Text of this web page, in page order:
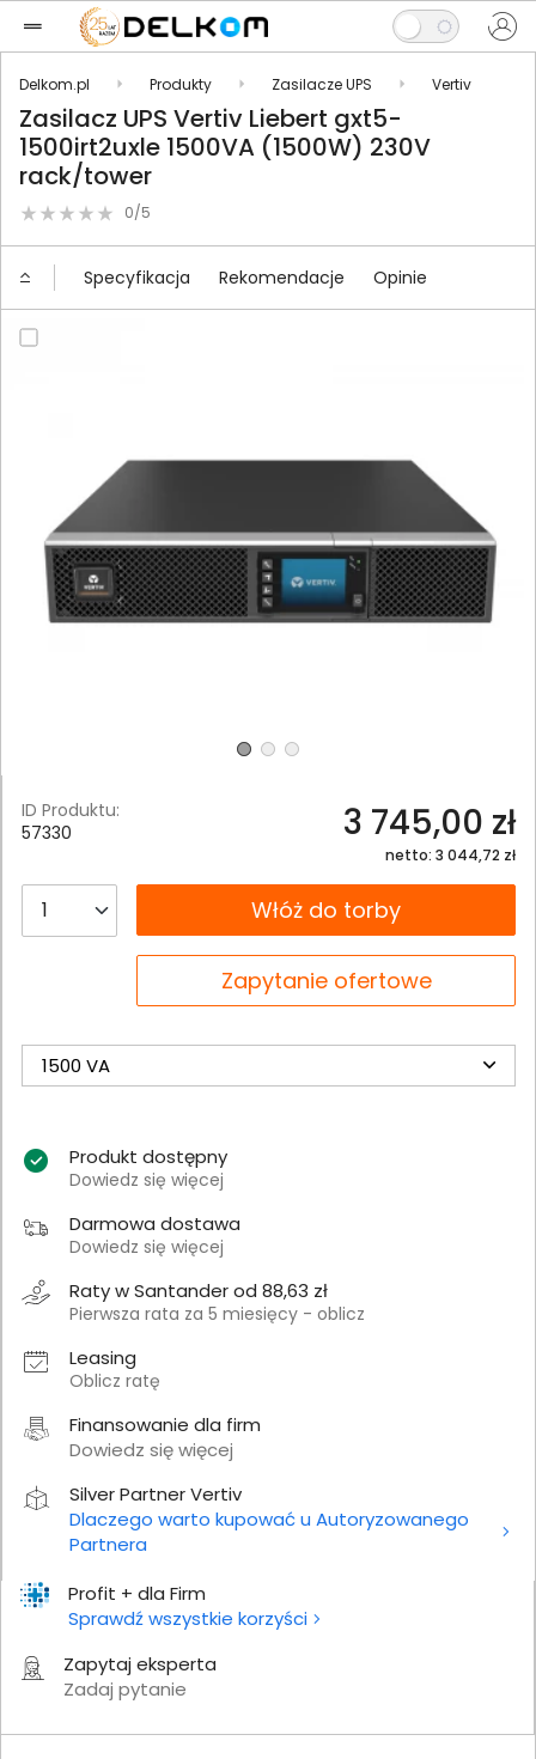
Delkom.pl Produkty Zasilacze UPS Vertiv
Zasilacz UPS Vertiv Liebert gxt5-
1500irt2uxle 1500VA (1500W) 230V
rack/tower
0/5
Specyfikacja Rekomendacje Opinie
Profit + dla Firm
Sprawdź wszystkie korzyści
Zapytaj eksperta
Zadaj pytanie
ID Produktu:
57330
3 745,00 zł
netto: 3 044,72 zł
__B2C.PRODUCT.QUANTITYWłóż do torby
Zapytanie ofertowe
1500 VA
Produkt dostępny
Dowiedz się więcej
Darmowa dostawa
Dowiedz się więcej
Raty w Santander od 88,63 zł
Pierwsza rata za 5 miesięcy - oblicz
Leasing
Oblicz ratę
Finansowanie dla firm
Dowiedz się więcej
Silver Partner Vertiv
Dlaczego warto kupować u Autoryzowanego
Partnera